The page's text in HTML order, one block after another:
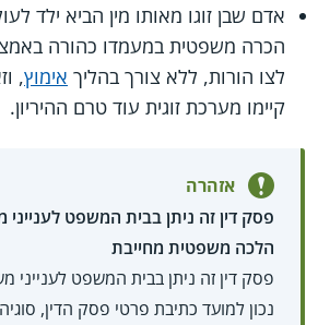
אדם שבן זוגו מאותו מין הביא ילד
הכרה משפטית במעמדו כהורה
לצו הורות, ללא צורך בהליך אימוץ,
קיימו מערכת זוגית עוד טרם ההיריון.
אזהרה
פסק דין זה ניתן בבית המשפט לענייני
הלכה משפטית מחייבת
פסק דין זה ניתן בבית המשפט לענייני
נכון למועד כתיבת פרטי פסק הדין,